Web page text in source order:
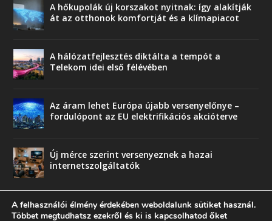
A hőkupolák új korszakot nyitnak: így alakítják
át az otthonok komfortját és a klímapiacot
A hálózatfejlesztés diktálta a tempót a
Telekom idei első félévében
Az áram lehet Európa újabb versenyelőnye –
fordulópont az EU elektrifikációs akcióterve
Új mérce szerint versenyeznek a hazai
internetszolgáltatók
A felhasználói élmény érdekében weboldalunk sütiket használ.
Többet megtudhatsz ezekről és ki is kapcsolhatod őket